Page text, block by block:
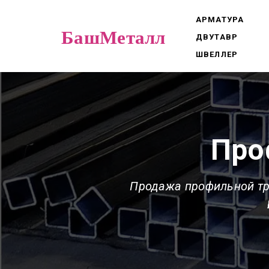
БашМеталл
АРМАТУРА
ДВУТАВР
ШВЕЛЛЕР
Продажа профильной